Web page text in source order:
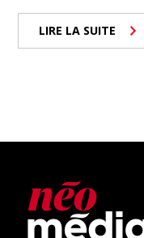
LIRE LA SUITE